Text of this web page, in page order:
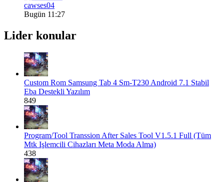
cawses04
Bugün 11:27
Lider konular
Custom Rom Samsung Tab 4 Sm-T230 Android 7.1 Stabil
Eba Destekli Yazılım
849
Program/Tool Transsion After Sales Tool V1.5.1 Full (Tüm
Mtk Işlemcili Cihazları Meta Moda Alma)
438